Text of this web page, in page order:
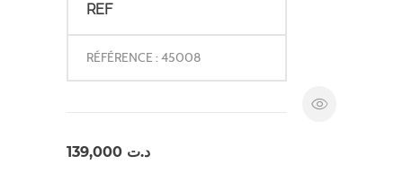
REF
RÉFÉRENCE : 45008
د.ت